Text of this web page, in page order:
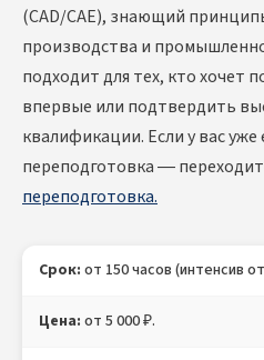
(CAD/CAE), знающий
производства и
подходит для тех, кто хочет
впервые или подтвердить
квалификации. Если у вас
переподготовка —
переподготовка.
Срок: от 150 часов (интенсив
Цена: от 5 000 ₽.